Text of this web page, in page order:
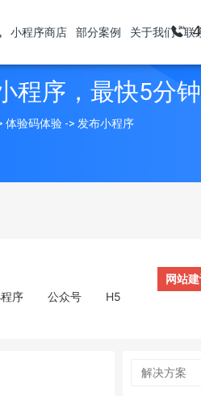
小程序商店 部分案例 关于我们 联
程序，最快5分
体验码体验 -> 发布小程序
序 公众号 H5
网站